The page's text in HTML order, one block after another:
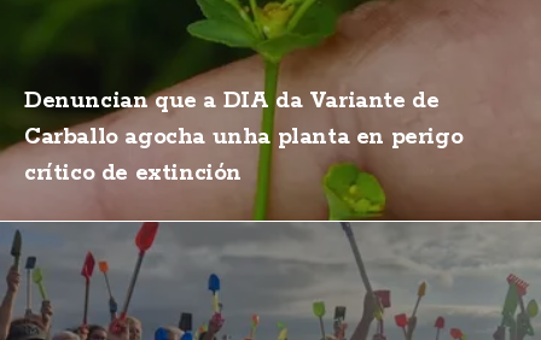
Denuncian que a DIA da Variante de
Carballo agocha unha planta en perigo
crítico de extinción